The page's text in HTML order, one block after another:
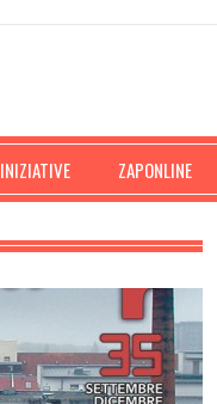
INIZIATIVE ZAPONLINE